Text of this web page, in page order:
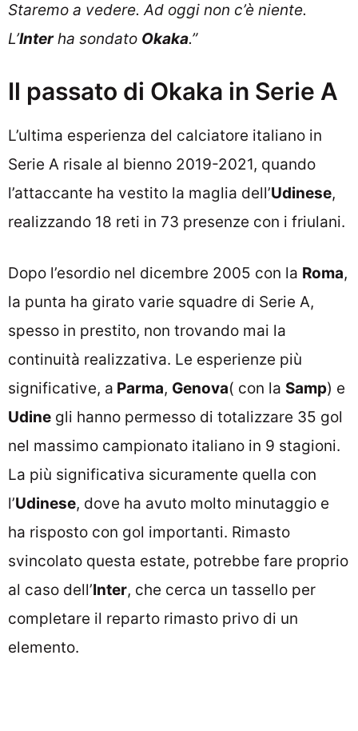
Staremo a vedere. Ad oggi non c’è niente.
L’Interha sondato Okaka.”
Il passato di Okaka in Serie A
L’ultima esperienza del calciatore italiano in
Serie A risale al bienno 2019-2021, quando
l’attaccante ha vestito la maglia dell’Udinese,
realizzando 18 reti in 73 presenze con i friulani.
Dopo l’esordio nel dicembre 2005 con la Roma,
la punta ha girato varie squadre di Serie A,
spesso in prestito, non trovando mai la
continuità realizzativa. Le esperienze più
significative, a Parma, Genova( con la Samp) e
Udine gli hanno permesso di totalizzare 35 gol
nel massimo campionato italiano in 9 stagioni.
La più significativa sicuramente quella con
l’Udinese, dove ha avuto molto minutaggio e
ha risposto con gol importanti. Rimasto
svincolato questa estate, potrebbe fare proprio
al caso dell’Inter, che cerca un tassello per
completare il reparto rimasto privo di un
elemento.